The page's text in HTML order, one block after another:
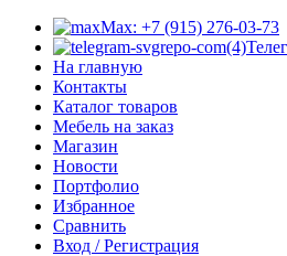
Max: +7 (915) 276-03-73
На главную
Контакты
Каталог товаров
Мебель на заказ
Магазин
Новости
Портфолио
Избранное
Сравнить
Вход / Регистрация